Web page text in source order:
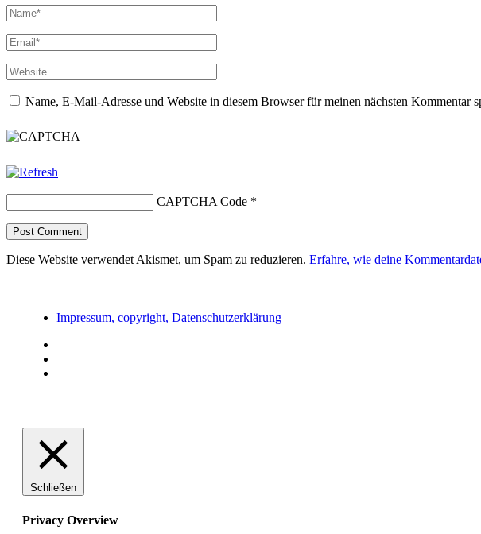
Name, E-Mail-Adresse und Website in diesem Browser für meinen nächsten Kommentar
CAPTCHA Code *
Diese Website verwendet Akismet, um Spam zu reduzieren. Erfahre, wie deine
Impressum, copyright, Datenschutzerklärung
Schließen
Privacy Overview